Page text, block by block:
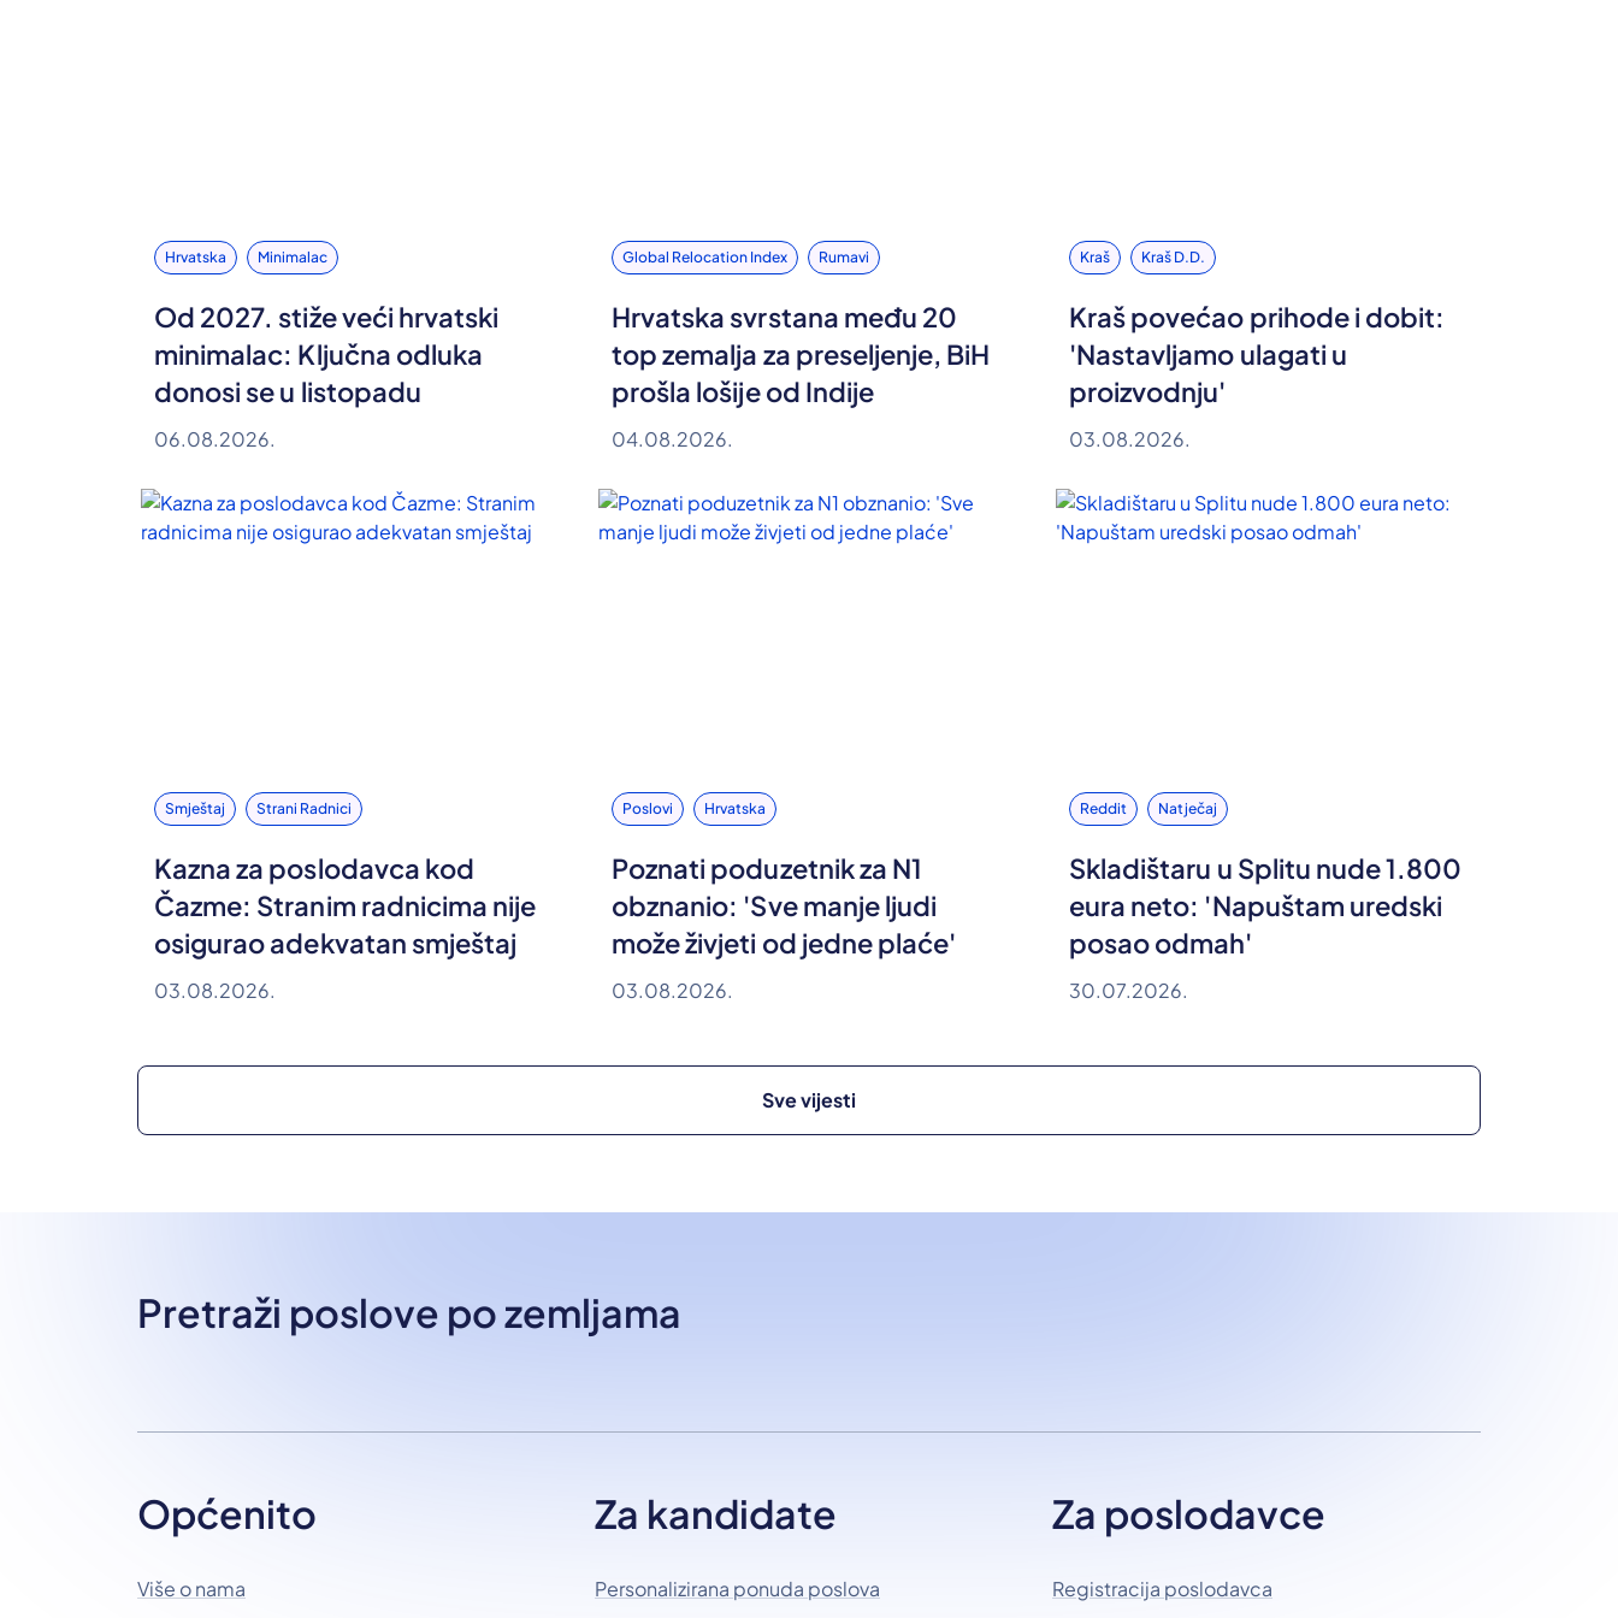
Hrvatska Minimalac
Od 2027. stiže veći hrvatski
minimalac: Ključna odluka
donosi se u listopadu
06.08.2026.
Global Relocation Index Rumavi
Hrvatska svrstana među 20
top zemalja za preseljenje, BiH
prošla lošije od Indije
04.08.2026.
Kraš Kraš D.d.
Kraš povećao prihode i dobit:
'Nastavljamo ulagati u
proizvodnju'
03.08.2026.
Smještaj Strani Radnici
Kazna za poslodavca kod
Čazme: Stranim radnicima nije
osigurao adekvatan smještaj
03.08.2026.
Poslovi Hrvatska
Poznati poduzetnik za N1
obznanio: 'Sve manje ljudi
može živjeti od jedne plaće'
03.08.2026.
Reddit Natječaj
Skladištaru u Splitu nude 1.800
eura neto: 'Napuštam uredski
posao odmah'
30.07.2026.
Sve vijesti
Pretraži poslove po zemljama
Općenito
Više o nama
Za kandidate
Personalizirana ponuda poslova
Za poslodavce
Registracija poslodavca